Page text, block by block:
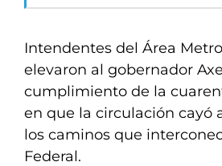
Intendentes del Área
elevaron al gobernador
cumplimiento de la
en que la circulación
los caminos que
Federal.